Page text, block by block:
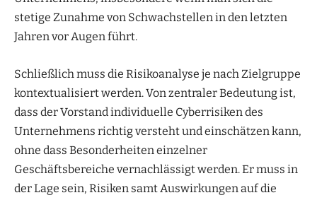
stetige Zunahme von Schwachstellen in den letzten
Jahren vor Augen führt.
Schließlich muss die Risikoanalyse je nach Zielgruppe
kontextualisiert werden. Von zentraler Bedeutung ist,
dass der Vorstand individuelle Cyberrisiken des
Unternehmens richtig versteht und einschätzen kann,
ohne dass Besonderheiten einzelner
Geschäftsbereiche vernachlässigt werden. Er muss in
der Lage sein, Risiken samt Auswirkungen auf die